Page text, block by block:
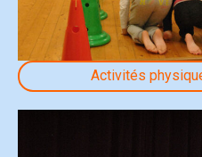
Activités